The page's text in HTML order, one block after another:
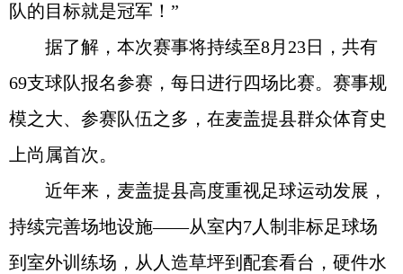
队的目标就是冠军！”
据了解，本次赛事将持续至8月23日，共有
69支球队报名参赛，每日进行四场比赛。赛事规
模之大、参赛队伍之多，在麦盖提县群众体育史
上尚属首次。
近年来，麦盖提县高度重视足球运动发展，
持续完善场地设施——从室内7人制非标足球场
到室外训练场，从人造草坪到配套看台，硬件水